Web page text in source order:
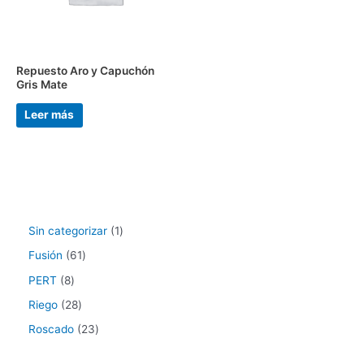
Repuesto Aro y Capuchón
Gris Mate
Leer más
Sin categorizar 1
Fusión 61
PERT 8
Riego 28
Roscado 23